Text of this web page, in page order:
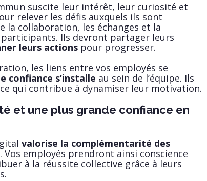
suscite leur intérêt, leur curiosité et
relever les défis auxquels ils sont
la collaboration, les échanges et la
Ils devront partager leurs
leurs actions pour progresser.
les liens entre vos employés se
confiance s’installe au sein de l’équipe. Ils
qui contribue à dynamiser leur motivation.
et une plus grande confiance en
valorise la complémentarité des
Vos employés prendront ainsi conscience
à la réussite collective grâce à leurs